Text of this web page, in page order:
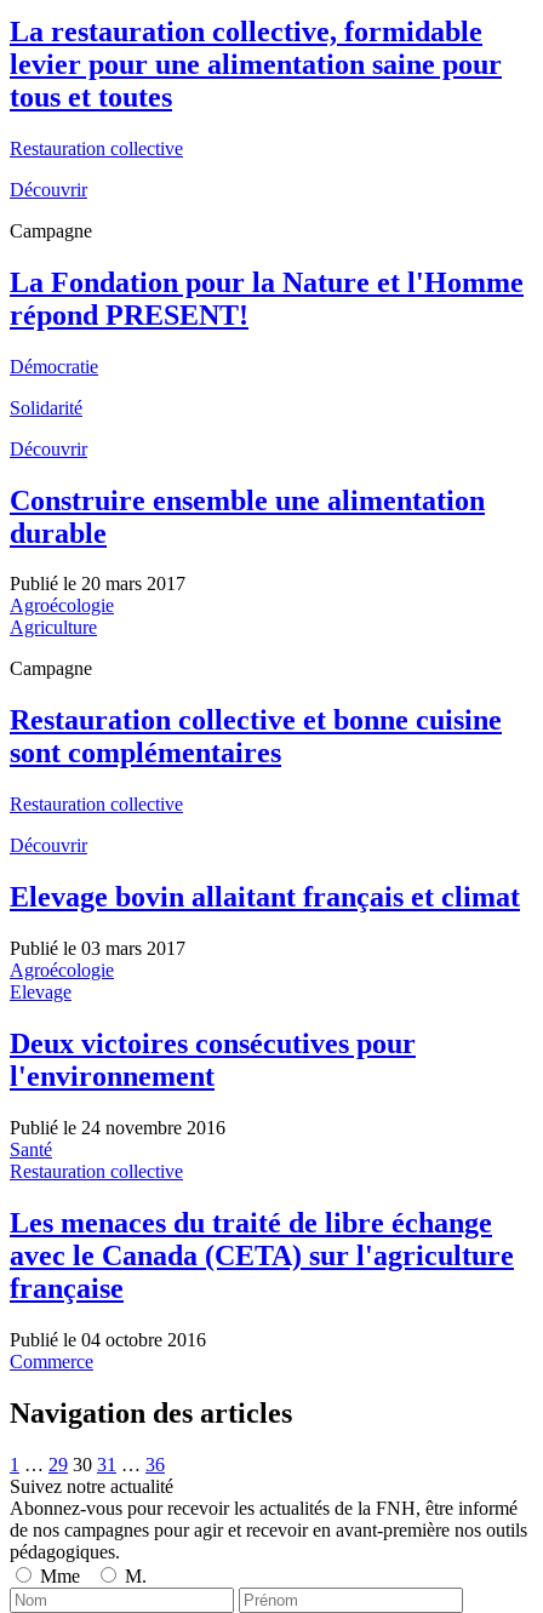
La restauration collective, formidable
levier pour une alimentation saine pour
tous et toutes
Restauration collective
Découvrir
Campagne
La Fondation pour la Nature et l'Homme
répond PRESENT!
Démocratie
Solidarité
Découvrir
Construire ensemble une alimentation
durable
Publié le 20 mars 2017
Agroécologie
Agriculture
Campagne
Restauration collective et bonne cuisine
sont complémentaires
Restauration collective
Découvrir
Elevage bovin allaitant français et climat
Publié le 03 mars 2017
Agroécologie
Elevage
Deux victoires consécutives pour
l'environnement
Publié le 24 novembre 2016
Santé
Restauration collective
Les menaces du traité de libre échange
avec le Canada (CETA) sur l'agriculture
française
Publié le 04 octobre 2016
Commerce
Navigation des articles
1 … 29 30 31 … 36
Suivez notre actualité
Abonnez-vous pour recevoir les actualités de la FNH, être informé
de nos campagnes pour agir et recevoir en avant-première nos outils
pédagogiques.
Mme
M.